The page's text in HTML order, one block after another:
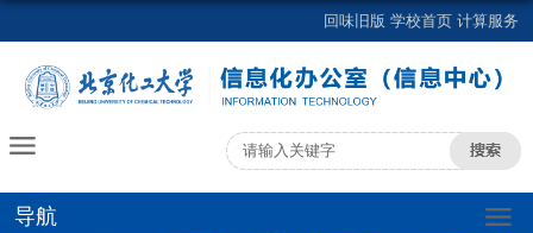
回味旧版 学校首页 计算服务
导航